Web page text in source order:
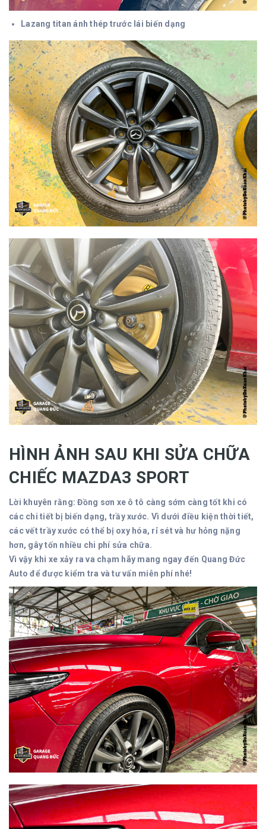
Lazang titan ánh thép trước lái biến dạng
HÌNH ẢNH SAU KHI SỬA CHỮA
CHIẾC MAZDA3 SPORT
Lời khuyên rằng: Đồng sơn xe ô tô càng sớm càng tốt khi có
các chi tiết bị biến dạng, trầy xước. Vì dưới điều kiện thời tiết,
các vết trầy xước có thể bị oxy hóa, rỉ sét và hư hỏng nặng
hơn, gây tốn nhiều chi phí sửa chữa.
Vì vậy khi xe xảy ra va chạm hãy mang ngay đến Quang Đức
Auto để được kiểm tra và tư vấn miễn phí nhé!